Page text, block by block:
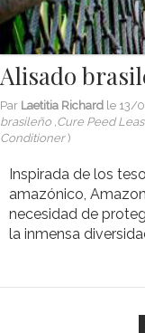
Alisado
Par Laetitia Richard le 13/
brasileño ,Cure Peed
Conditioner)
Inspirada de los
amazónico,
necesidad de
la inmensa